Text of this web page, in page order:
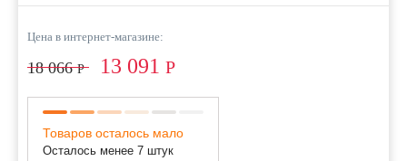
Цена в интернет-магазине:
18 066Р 13 091 Р
Товаров осталось мало
Осталось менее 7 штук